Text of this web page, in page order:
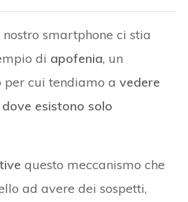
nostro smartphone ci stia
di apofenia, un
per cui tendiamo avedere
esistono solo
questo meccanismo che
ad avere dei sospetti,